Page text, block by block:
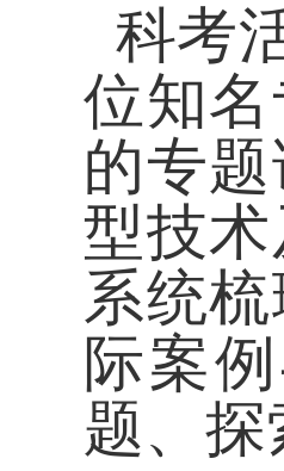
科考
位知
的专
型技
系统
际案
题、